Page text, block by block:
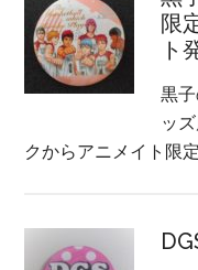
ね
ん
ど
い
飾
っ
限
ト
黒
ッ
クからアニメイト限